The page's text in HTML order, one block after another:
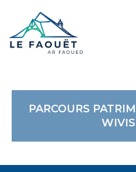
PARCOURS